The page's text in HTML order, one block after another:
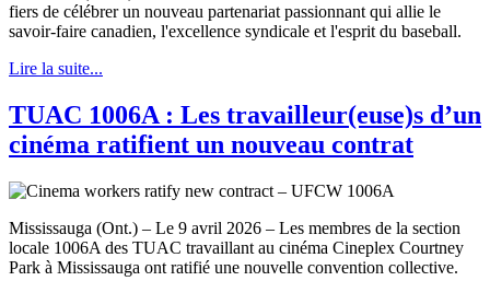
fiers de célébrer un nouveau partenariat passionnant qui allie le
savoir-faire canadien, l'excellence syndicale et l'esprit du baseball.
Lire la suite...
TUAC 1006A : Les travailleur(euse)s d’un
cinéma ratifient un nouveau contrat
Mississauga (Ont.) – Le 9 avril 2026 – Les membres de la section
locale 1006A des TUAC travaillant au cinéma Cineplex Courtney
Park à Mississauga ont ratifié une nouvelle convention collective.